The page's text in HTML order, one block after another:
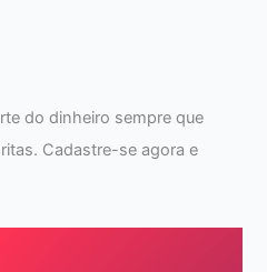
do dinheiro sempre que
Cadastre-se agora e